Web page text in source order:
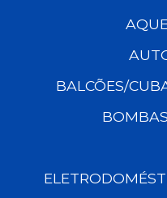
BALCÕES/